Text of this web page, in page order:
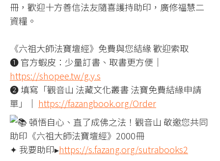
冊，歡迎十方善信法友隨喜護持助印，廣修福慧二
資糧。
《六祖大師法寶壇經》免費與您結緣 歡迎索取
➊ 官方蝦皮：少量訂書、取書更方便｜
https://shopee.tw/g.y.s
➋ 填寫「觀音山 法藏文化叢書 法寶免費結緣申請
單」｜ https://fazangbook.org/Order
頓悟自心、直了成佛之法！觀音山 敬邀您共同
助印《六祖大師法寶壇經》2000冊
✦ 我要助印▸https://s.fazang.org/sutrabooks2